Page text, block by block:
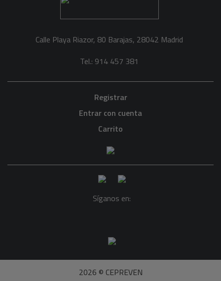
Calle Playa Riazor, 80 Barajas, 28042 Madrid
Tel.: 914 457 381
Registrar
Entrar con cuenta
Carrito
Síganos en:
2026 © CEPREVEN